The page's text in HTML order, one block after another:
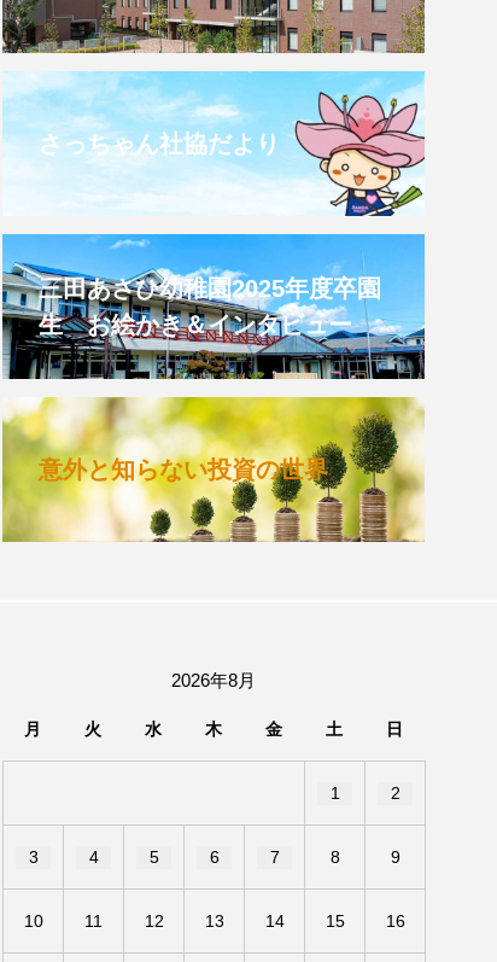
2025年
6年生
心の交差点
関西学院AgriNOVA
TWIN
youtube
本 おしえて絵本
かしこいエルゼ
さっちゃん社協だより
三田あさひ幼稚園2025年度卒園
生 お絵かき＆インタビュー
意外と知らない投資の世界
2026年8月
月 火 水 木 金 土 日
1 2
3 4 5 6 7 8 9
10 11 12 13 14 15 16